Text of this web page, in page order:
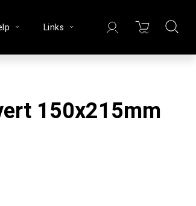
Links
150x215mm